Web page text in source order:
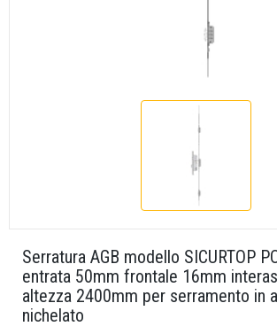
Serratura AGB modello SICURTOP
entrata 50mm frontale 16mm
altezza 2400mm per serramento in
nichelato